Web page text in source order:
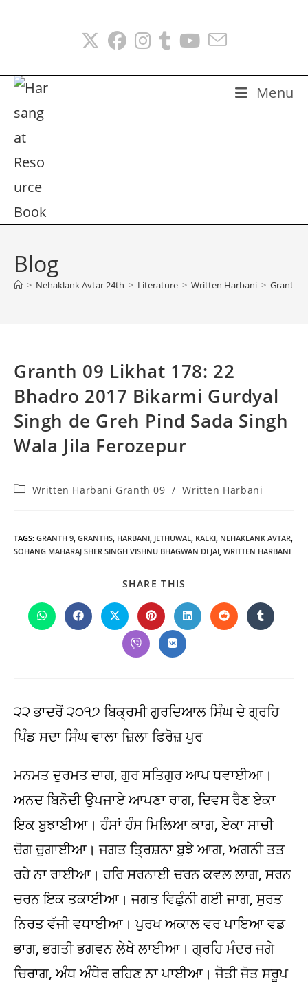
Menu
Blog
> Nehaklank Avtar 24th > Literature > Written Harbani > Granth
Granth 09 Likhat 178: 22
Bhadro 2017 Bikarmi Gurdyal
Singh de Greh Pind Sada Singh
Wala Jila Ferozepur
PostWritten Harbani Granth 09 / Written Harbani
TAGS: GRANTH 9, GRANTHS, HARBANI, JETHUWAL, KALKI, NEHAKLANK AVTAR,
SOHANG MAHARAJ SHER SINGH VISHNU BHAGWAN DI JAI, WRITTEN HARBANI
SHARE THIS
CONTENT
Opens
in
Opens
in
Opens
in
new
window
Opens
in
new
window
Opens
in
Opens
in
Opens
in
Opens
in
Opens
in
੨੨ ਭਾਦਰੋਂ ੨੦੧੭ ਬਿਕ੍ਰਮੀ ਗੁਰਦਿਆਲ ਸਿੰਘ ਦੇ ਗ੍ਰਹਿ
ਪਿੰਡ ਸਦਾ ਸਿੰਘ ਵਾਲਾ ਜ਼ਿਲਾ ਫਿਰੋਜ਼ ਪੁਰ
ਮਨਮਤ ਦੁਰਮਤ ਦਾਗ, ਗੁਰ ਸਤਿਗੁਰ ਆਪ ਧਵਾਈਆ।
ਅਨਦ ਬਿਨੋਦੀ ਉਪਜਾਏ ਆਪਣਾ ਰਾਗ, ਦਿਵਸ ਰੈਣ ਏਕਾ
ਇਕ ਬੁਝਾਈਆ। ਹੰਸਾਂ ਹੰਸ ਮਿਲਿਆ ਕਾਗ, ਏਕਾ ਸਾਚੀ
ਚੋਗ ਚੁਗਾਈਆ। ਜਗਤ ਤ੍ਰਿਸ਼ਨਾ ਬੁਝੇ ਆਗ, ਅਗਨੀ ਤਤ
ਰਹੇ ਨਾ ਰਾਈਆ। ਹਰਿ ਸਰਨਾਈ ਚਰਨ ਕਵਲ ਲਾਗ, ਸਰਨ
ਚਰਨ ਇਕ ਤਕਾਈਆ। ਜਗਤ ਵਿਛੁੰਨੀ ਗਈ ਜਾਗ, ਸੁਰਤ
ਨਿਰਤ ਵੱਜੀ ਵਧਾਈਆ। ਪੁਰਖ ਅਕਾਲ ਵਰ ਪਾਇਆ ਵਡ
ਭਾਗ, ਭਗਤੀ ਭਗਵਨ ਲੇਖੇ ਲਾਈਆ। ਗ੍ਰਹਿ ਮੰਦਰ ਜਗੇ
ਚਿਰਾਗ, ਅੰਧ ਅੰਧੇਰ ਰਹਿਣ ਨਾ ਪਾਈਆ। ਜੋਤੀ ਜੋਤ ਸਰੂਪ